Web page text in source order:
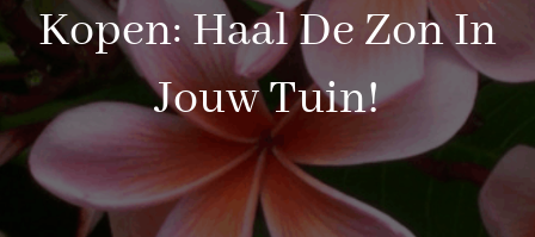
Kopen: Haal De Zon In
Jouw Tuin!